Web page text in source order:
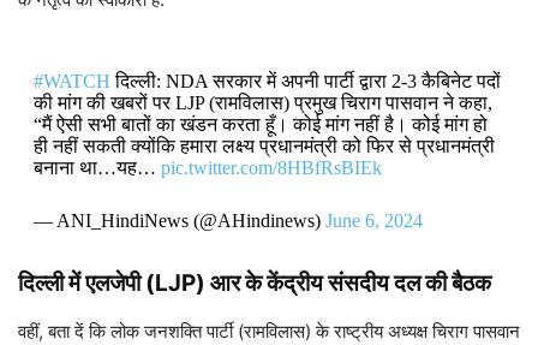
#WATCH दिल्ली: NDA सरकार में अपनी पार्टी द्वारा 2-3 कैबिनेट पदों
की मांग की खबरों पर LJP (रामविलास) प्रमुख चिराग पासवान ने कहा,
“मैं ऐसी सभी बातों का खंडन करता हूँ। कोई मांग नहीं है। कोई मांग हो
ही नहीं सकती क्योंकि हमारा लक्ष्य प्रधानमंत्री को फिर से प्रधानमंत्री
बनाना था…यह… pic.twitter.com/8HBfRsBIEk
— ANI_HindiNews (@AHindinews) June 6, 2024
दिल्ली में एलजेपी (LJP) आर के केंद्रीय संसदीय दल की बैठक
वहीं, बता दें कि लोक जनशक्ति पार्टी (रामविलास) के राष्ट्रीय अध्यक्ष चिराग पासवान